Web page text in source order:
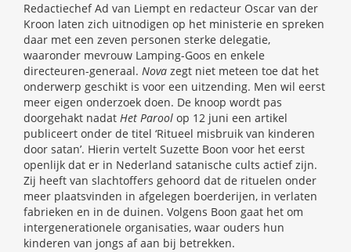
Redactiechef Ad van Liempt en redacteur Oscar van der
Kroon laten zich uitnodigen op het ministerie en spreken
daar met een zeven personen sterke delegatie,
waaronder mevrouw Lamping-Goos en enkele
directeuren-generaal. Nova zegt niet meteen toe dat het
onderwerp geschikt is voor een uitzending. Men wil eerst
meer eigen onderzoek doen. De knoop wordt pas
doorgehakt nadat Het Parool op 12 juni een artikel
publiceert onder de titel ‘Ritueel misbruik van kinderen
door satan’. Hierin vertelt Suzette Boon voor het eerst
openlijk dat er in Nederland satanische cults actief zijn.
Zij heeft van slachtoffers gehoord dat de rituelen onder
meer plaatsvinden in afgelegen boerderijen, in verlaten
fabrieken en in de duinen. Volgens Boon gaat het om
intergenerationele organisaties, waar ouders hun
kinderen van jongs af aan bij betrekken.